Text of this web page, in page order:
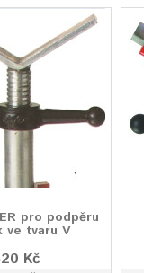
pro podpěru
ve tvaru V
Kč